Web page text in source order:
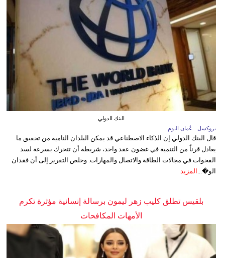
البنك الدولي
بروكسل - عُمان اليوم
قال البنك الدولي إن الذكاء الاصطناعي قد يمكن البلدان النامية من تحقيق ما
يعادل قرناً من التنمية في غضون عقد واحد، شريطة أن تتحرك بسرعة لسد
الفجوات في مجالات الطاقة والاتصال والمهارات. وخلص التقرير إلى أن فقدان
الو�... المزيد
بلقيس تطلق كليب زهر ليمون برسالة إنسانية مؤثرة تكرم
الأمهات المكافحات